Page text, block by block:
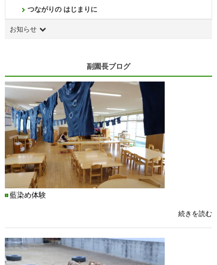
つながりの はじまりに
お知らせ
副園長ブログ
藍染め体験
続きを読む